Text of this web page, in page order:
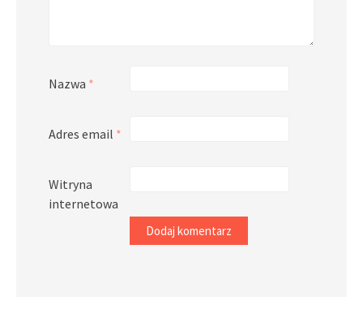
Nazwa *
Adres email *
Witryna
internetowa